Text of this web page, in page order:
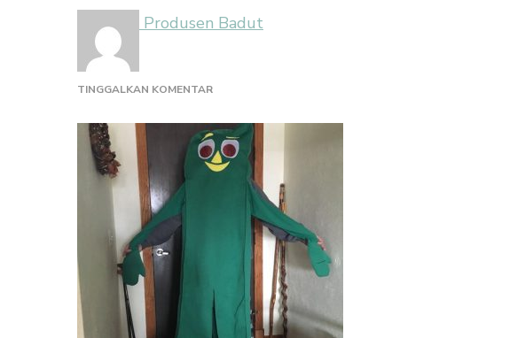
Produsen Badut
TINGGALKAN KOMENTARPADA
BADUT
KARAKTER
GUMBY
TERLARIS